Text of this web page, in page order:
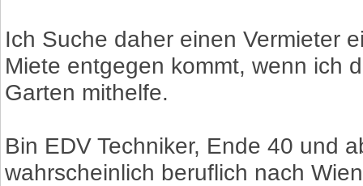
Ich Suche daher einen Vermieter
Miete entgegen kommt, wenn ich
Garten mithelfe.
Bin EDV Techniker, Ende 40 und
wahrscheinlich beruflich nach